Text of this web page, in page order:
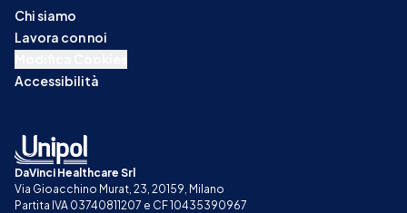
Chi siamo
Lavora con noi
Accessibilità
DaVinci Healthcare Srl
Via Gioacchino Murat, 23, 20159, Milano
Partita IVA 03740811207 e CF 10435390967